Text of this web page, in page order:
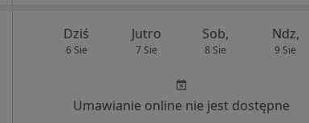
Dziś
6 Sie
Jutro
7 Sie
Sob,
8 Sie
Ndz,
9 Sie
Umawianie online nie jest dostępne